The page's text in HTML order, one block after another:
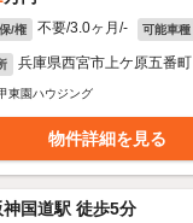
/権 不要/3.0ヶ月/- 可能車種
兵庫県西宮市上ケ原五番町
東園ハウジング
物件詳細を見る
国道駅 徒歩5分